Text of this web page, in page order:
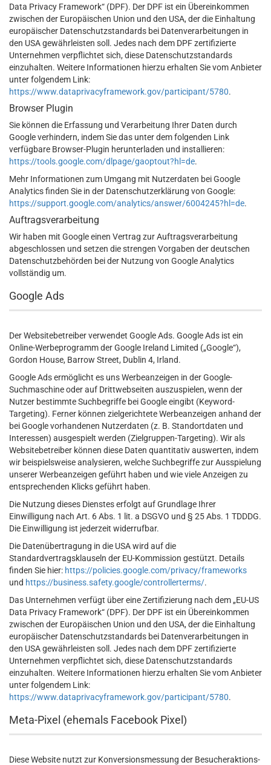
Data Privacy Framework“ (DPF). Der DPF ist ein Übereinkommen
zwischen der Europäischen Union und den USA, der die Einhaltung
europäischer Datenschutzstandards bei Datenverarbeitungen in
den USA gewährleisten soll. Jedes nach dem DPF zertifizierte
Unternehmen verpflichtet sich, diese Datenschutzstandards
einzuhalten. Weitere Informationen hierzu erhalten Sie vom Anbieter
unter folgendem Link:
https://www.dataprivacyframework.gov/participant/5780.
Browser Plugin
Sie können die Erfassung und Verarbeitung Ihrer Daten durch
Google verhindern, indem Sie das unter dem folgenden Link
verfügbare Browser-Plugin herunterladen und installieren:
https://tools.google.com/dlpage/gaoptout?hl=de.
Mehr Informationen zum Umgang mit Nutzerdaten bei Google
Analytics finden Sie in der Datenschutzerklärung von Google:
https://support.google.com/analytics/answer/6004245?hl=de.
Auftragsverarbeitung
Wir haben mit Google einen Vertrag zur Auftragsverarbeitung
abgeschlossen und setzen die strengen Vorgaben der deutschen
Datenschutzbehörden bei der Nutzung von Google Analytics
vollständig um.
Google Ads
Der Websitebetreiber verwendet Google Ads. Google Ads ist ein
Online-Werbeprogramm der Google Ireland Limited („Google“),
Gordon House, Barrow Street, Dublin 4, Irland.
Google Ads ermöglicht es uns Werbeanzeigen in der Google-
Suchmaschine oder auf Drittwebseiten auszuspielen, wenn der
Nutzer bestimmte Suchbegriffe bei Google eingibt (Keyword-
Targeting). Ferner können zielgerichtete Werbeanzeigen anhand der
bei Google vorhandenen Nutzerdaten (z. B. Standortdaten und
Interessen) ausgespielt werden (Zielgruppen-Targeting). Wir als
Websitebetreiber können diese Daten quantitativ auswerten, indem
wir beispielsweise analysieren, welche Suchbegriffe zur Ausspielung
unserer Werbeanzeigen geführt haben und wie viele Anzeigen zu
entsprechenden Klicks geführt haben.
Die Nutzung dieses Dienstes erfolgt auf Grundlage Ihrer
Einwilligung nach Art. 6 Abs. 1 lit. a DSGVO und § 25 Abs. 1 TDDDG.
Die Einwilligung ist jederzeit widerrufbar.
Die Datenübertragung in die USA wird auf die
Standardvertragsklauseln der EU-Kommission gestützt. Details
finden Sie hier: https://policies.google.com/privacy/frameworks
und https://business.safety.google/controllerterms/.
Das Unternehmen verfügt über eine Zertifizierung nach dem „EU-US
Data Privacy Framework“ (DPF). Der DPF ist ein Übereinkommen
zwischen der Europäischen Union und den USA, der die Einhaltung
europäischer Datenschutzstandards bei Datenverarbeitungen in
den USA gewährleisten soll. Jedes nach dem DPF zertifizierte
Unternehmen verpflichtet sich, diese Datenschutzstandards
einzuhalten. Weitere Informationen hierzu erhalten Sie vom Anbieter
unter folgendem Link:
https://www.dataprivacyframework.gov/participant/5780.
Meta-Pixel (ehemals Facebook Pixel)
Diese Website nutzt zur Konversionsmessung der Besucheraktions-